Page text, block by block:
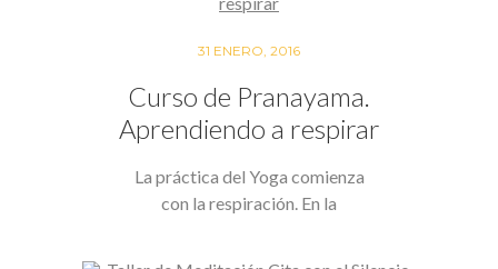
31 ENERO, 2016
Curso de Pranayama.
Aprendiendo a respirar
La práctica del Yoga comienza
con la respiración. En la